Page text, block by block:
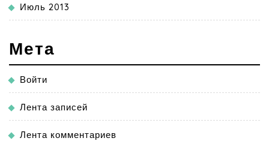
Июль 2013
Мета
Войти
Лента записей
Лента комментариев